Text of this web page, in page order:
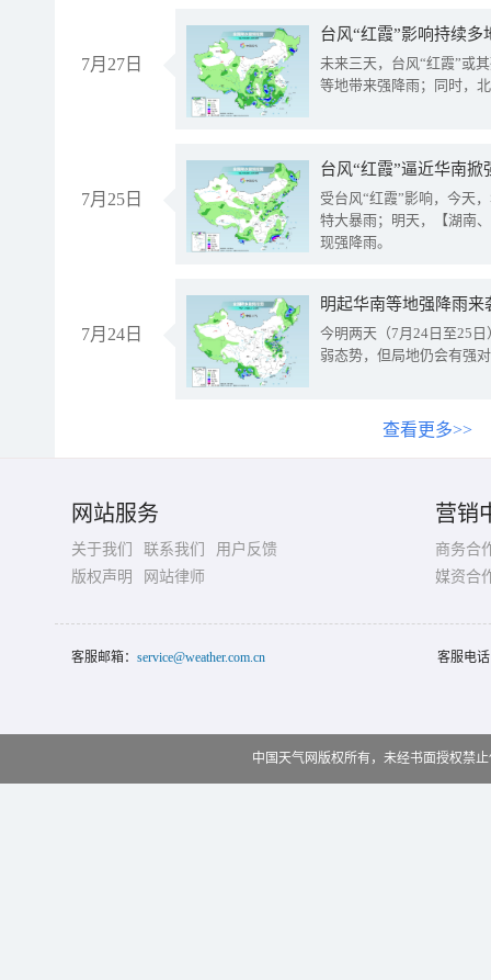
7月27日
台风“红霞”影响持续
未来三天，台风“红霞”或
等地带来强降雨；同时，
7月25日
台风“红霞”逼近华南
受台风“红霞”影响，今天
特大暴雨；明天，【湖南
现强降雨。
7月24日
明起华南等地强降雨
今明两天（7月24日至25
弱态势，但局地仍会有强
查看更多>>
网站服务
关于我们 联系我们
用户反馈
版权声明
网站律师
营销
商务合
媒资合
客服邮箱： service@weather.com.cn 客服电
中国天气网版权所有，未经书面授权